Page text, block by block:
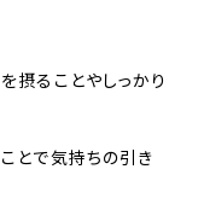
摂ることやしっかり
とで気持ちの引き